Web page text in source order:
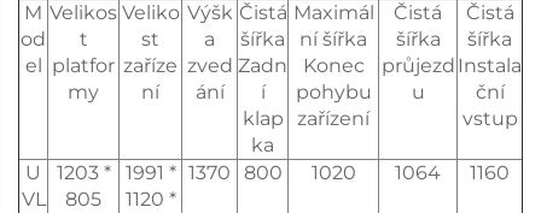
M
od
el
Velikos
t
platfor
my
Veliko
st
zaříze
ní
Výšk
a
zved
ání
Čistá
šířka
Zadn
í
klap
ka
Maximál
ní šířka
Konec
pohybu
zařízení
Čistá
šířka
průjezd
u
Čistá
šířka
Instala
ční
vstup
U
VL
1203 *
805
1991 *
1120 *
1370 800 1020 1064 1160